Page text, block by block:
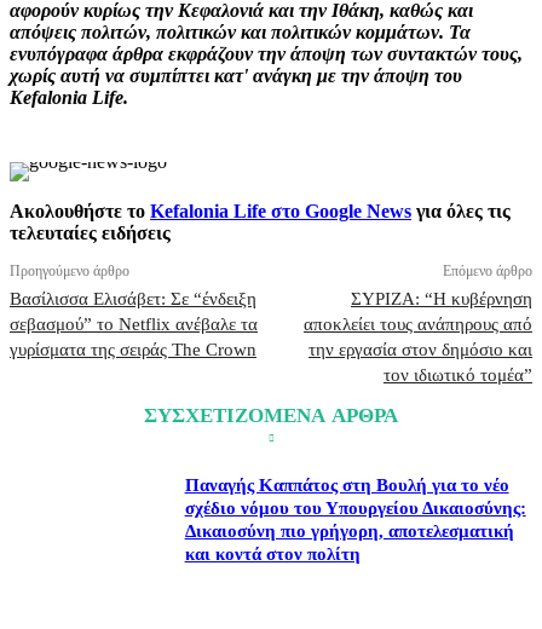
αφορούν κυρίως την Κεφαλονιά και την Ιθάκη, καθώς και
απόψεις πολιτών, πολιτικών και πολιτικών κομμάτων. Τα
ενυπόγραφα άρθρα εκφράζουν την άποψη των συντακτών τους,
χωρίς αυτή να συμπίπτει κατ' ανάγκη με την άποψη του
Kefalonia Life.
Ακολουθήστε το Kefalonia Life στο Google News για όλες τις
τελευταίες ειδήσεις
Προηγούμενο άρθρο
Βασίλισσα Ελισάβετ: Σε “ένδειξη
σεβασμού” το Netflix ανέβαλε τα
γυρίσματα της σειράς The Crown
Επόμενο άρθρο
ΣΥΡΙΖΑ: “Η κυβέρνηση
αποκλείει τους ανάπηρους από
την εργασία στον δημόσιο και
τον ιδιωτικό τομέα”
ΣΥΣΧΕΤΙΖΟΜΕΝΑ ΑΡΘΡΑ
Παναγής Καππάτος στη Βουλή για το νέο
σχέδιο νόμου του Υπουργείου Δικαιοσύνης:
Δικαιοσύνη πιο γρήγορη, αποτελεσματική
και κοντά στον πολίτη